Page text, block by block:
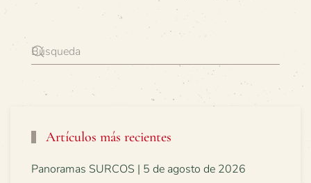
Artículos más recientes
Panoramas SURCOS | 5 de agosto de 2026